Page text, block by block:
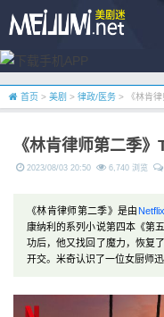
首页 > 美剧 > 律政/医务 > 《林肯
《林肯律师第二季
2023/08/03 20:50 6,740 浏览
《林肯律师第二季》是由 Netflix
康纳利的系列小说第四本《第
功后，他又找回了魔力，恢复
开交。米奇认识了一位女厨师